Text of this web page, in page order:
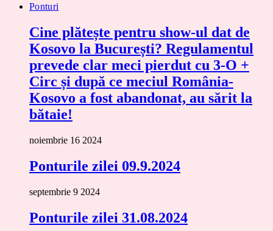
Ponturi
Cine plătește pentru show-ul dat de
Kosovo la București? Regulamentul
prevede clar meci pierdut cu 3-O +
Circ și după ce meciul România-
Kosovo a fost abandonat, au sărit la
bătaie!
noiembrie 16 2024
Ponturile zilei 09.9.2024
septembrie 9 2024
Ponturile zilei 31.08.2024